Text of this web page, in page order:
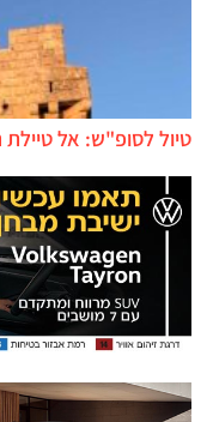
טיול לסופ"ש: אל